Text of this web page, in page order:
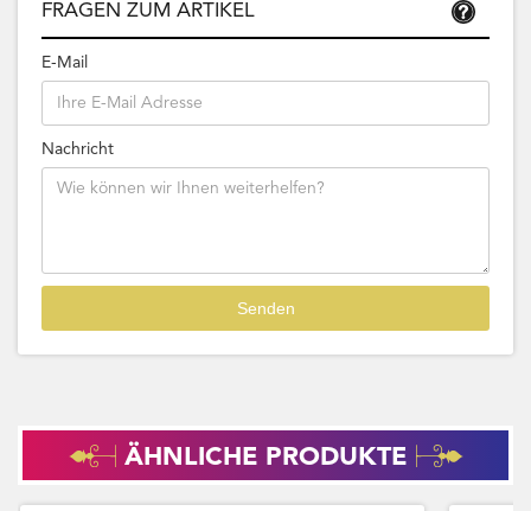
FRAGEN ZUM ARTIKEL
E-Mail
Nachricht
ÄHNLICHE PRODUKTE